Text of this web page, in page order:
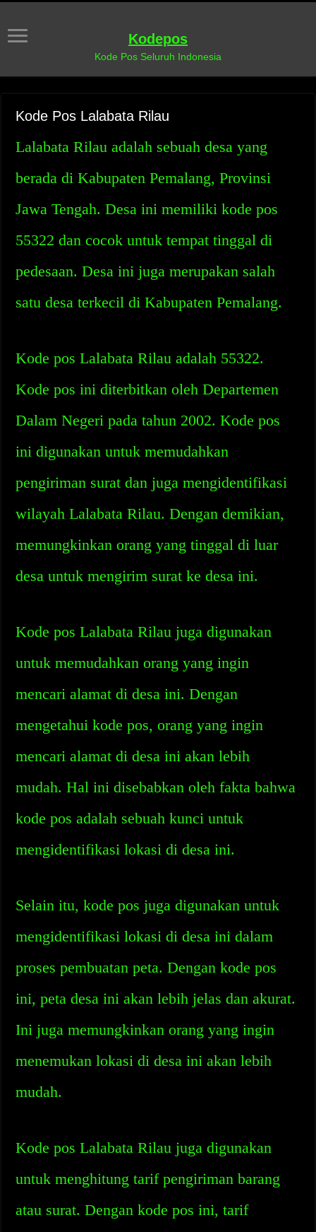
Kodepos
Kode Pos Seluruh Indonesia
Kode Pos Lalabata Rilau
Lalabata Rilau adalah sebuah desa yang
berada di Kabupaten Pemalang, Provinsi
Jawa Tengah. Desa ini memiliki kode pos
55322 dan cocok untuk tempat tinggal di
pedesaan. Desa ini juga merupakan salah
satu desa terkecil di Kabupaten Pemalang.
Kode pos Lalabata Rilau adalah 55322.
Kode pos ini diterbitkan oleh Departemen
Dalam Negeri pada tahun 2002. Kode pos
ini digunakan untuk memudahkan
pengiriman surat dan juga mengidentifikasi
wilayah Lalabata Rilau. Dengan demikian,
memungkinkan orang yang tinggal di luar
desa untuk mengirim surat ke desa ini.
Kode pos Lalabata Rilau juga digunakan
untuk memudahkan orang yang ingin
mencari alamat di desa ini. Dengan
mengetahui kode pos, orang yang ingin
mencari alamat di desa ini akan lebih
mudah. Hal ini disebabkan oleh fakta bahwa
kode pos adalah sebuah kunci untuk
mengidentifikasi lokasi di desa ini.
Selain itu, kode pos juga digunakan untuk
mengidentifikasi lokasi di desa ini dalam
proses pembuatan peta. Dengan kode pos
ini, peta desa ini akan lebih jelas dan akurat.
Ini juga memungkinkan orang yang ingin
menemukan lokasi di desa ini akan lebih
mudah.
Kode pos Lalabata Rilau juga digunakan
untuk menghitung tarif pengiriman barang
atau surat. Dengan kode pos ini, tarif